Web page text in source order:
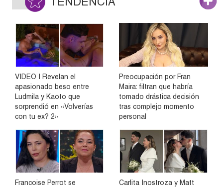
VIDEO | Revelan el
apasionado beso entre
Ludmila y Kaoto que
sorprendió en «Volverías
con tu ex? 2»
Preocupación por Fran
Maira: filtran que habría
tomado drástica decisión
tras complejo momento
personal
Francoise Perrot se
Carlita Inostroza y Matt